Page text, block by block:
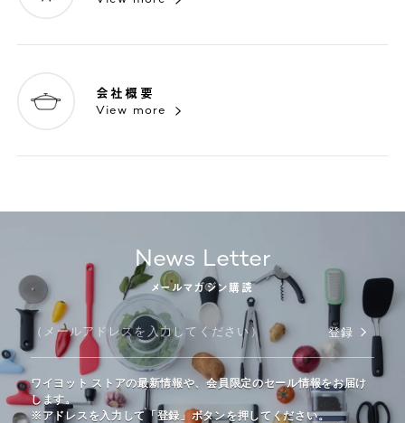
会社概要
View more
News Letter
メールマガジン購読
登録
ワイヨット ストアの最新情報や、会員限定のセール情報をお届け
します。
※アドレスを入力して「登録」ボタンを押してください。